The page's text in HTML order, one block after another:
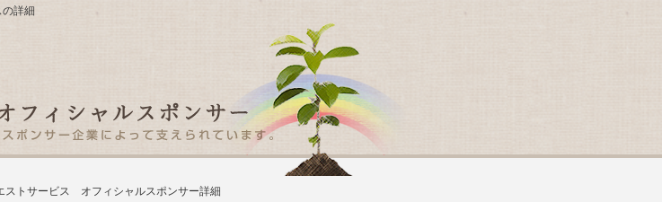
詳細
ストサービス オフィシャルスポンサー詳細